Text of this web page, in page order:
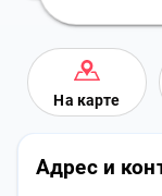
На карте
Адрес и